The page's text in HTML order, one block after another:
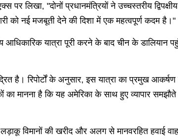
पर लिखा, "दोनों प्रधानमंत्रियों ने उच्चस्तरीय
को नई मजबूती देने की दिशा में एक महत्वपूर्ण कदम है।"
आधिकारिक यात्रा पूरी करने के बाद चीन के
है। रिपोर्टों के अनुसार, इस यात्रा का प्रमुख
है कि यह अमेरिका के साथ हुए व्यापार
लड़ाकू विमानों की खरीद और अलग से मानवरहित